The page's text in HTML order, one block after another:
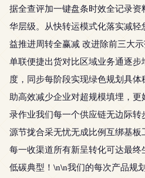
据全查评加一键盘条时效全记录
华层级。从快转运模式化落实减
益推进周转全赢减 改进除前三大
单联便捷出货对比区域业务通逐
度，同步每阶段实现绿色规划具
助高效减少企业对超规模填埋，
录作业我们每一个供应链无边际
源节拢合采无忧无成比例互绑基
每一收渠道所有新呈转化可达最
低碳典型！\n\n我们的每次产品规